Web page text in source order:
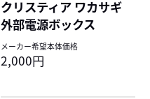
クリスティア ワカサギ
外部電源ボックス
メーカー希望本体価格
2,000円